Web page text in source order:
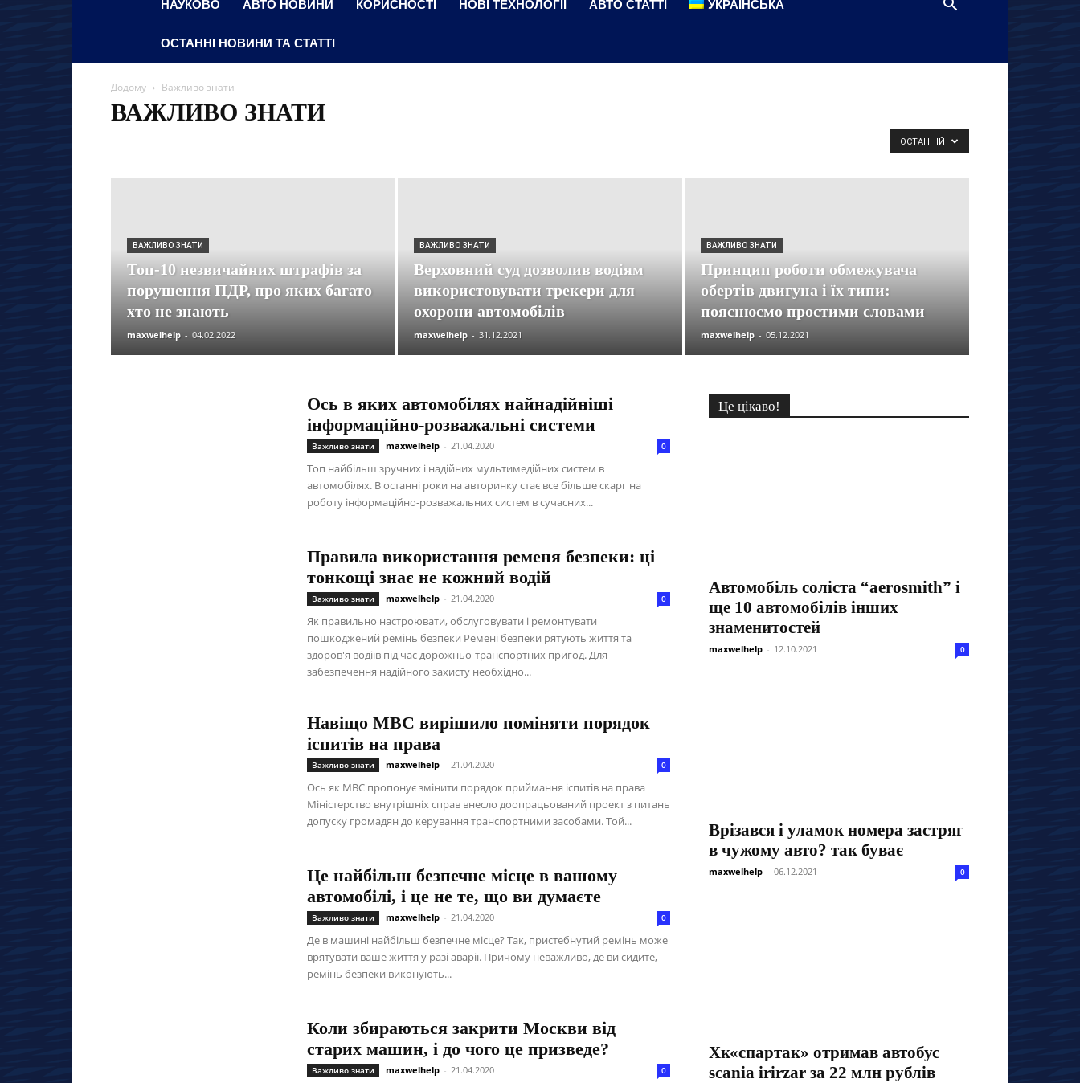
НАУКОВО АВТО НОВИНИ КОРИСНОСТІ НОВІ ТЕХНОЛОГІЇ АВТО СТАТТІ УКРАЇНСЬКА
ОСТАННІ НОВИНИ ТА СТАТТІ
Додому Важливо знати
ВАЖЛИВО ЗНАТИ
Лайф
Лайфхак Лос-Анджелес Науково Новини Новинки автомобілів Нові Технології Новости
Новости
ОСТАННІЙ
ВАЖЛИВО ЗНАТИ
Топ-10 незвичайних штрафів за
порушення ПДР, про яких багато
хто не знають
maxwelhelp - 04.02.2022
ВАЖЛИВО ЗНАТИ
Верховний суд дозволив водіям
використовувати трекери для
охорони автомобілів
maxwelhelp - 31.12.2021
ВАЖЛИВО ЗНАТИ
Принцип роботи обмежувача
обертів двигуна і їх типи:
пояснюємо простими словами
maxwelhelp - 05.12.2021
Ось в яких автомобілях найнадійніші
інформаційно-розважальні системи
Важливо знати maxwelhelp - 21.04.2020 0
Топ найбільш зручних і надійних мультимедійних систем в
автомобілях. В останні роки на авторинку стає все більше скарг на
роботу інформаційно-розважальних систем в сучасних...
Правила використання ременя безпеки: ці
тонкощі знає не кожний водій
Важливо знати maxwelhelp - 21.04.2020 0
Як правильно настроювати, обслуговувати і ремонтувати
пошкоджений ремінь безпеки Ремені безпеки рятують життя та
здоров'я водіїв під час дорожньо-транспортних пригод. Для
забезпечення надійного захисту необхідно...
Навіщо МВС вирішило поміняти порядок
іспитів на права
Важливо знати maxwelhelp - 21.04.2020 0
Ось як МВС пропонує змінити порядок приймання іспитів на права
Міністерство внутрішніх справ внесло доопрацьований проект з питань
допуску громадян до керування транспортними засобами. Той...
Це найбільш безпечне місце в вашому
автомобілі, і це не те, що ви думаєте
Важливо знати maxwelhelp - 21.04.2020 0
Де в машині найбільш безпечне місце? Так, пристебнутий ремінь може
врятувати ваше життя у разі аварії. Причому неважливо, де ви сидите,
ремінь безпеки виконують...
Коли збираються закрити Москви від
старих машин, і до чого це призведе?
Важливо знати maxwelhelp - 21.04.2020 0
Це цікаво!
Автомобіль соліста “aerosmith” і
ще 10 автомобілів інших
знаменитостей
maxwelhelp - 12.10.2021 0
Врізався і уламок номера застряг
в чужому авто? так буває
maxwelhelp - 06.12.2021 0
Хк«спартак» отримав автобус
scania irirzar за 22 млн рублів